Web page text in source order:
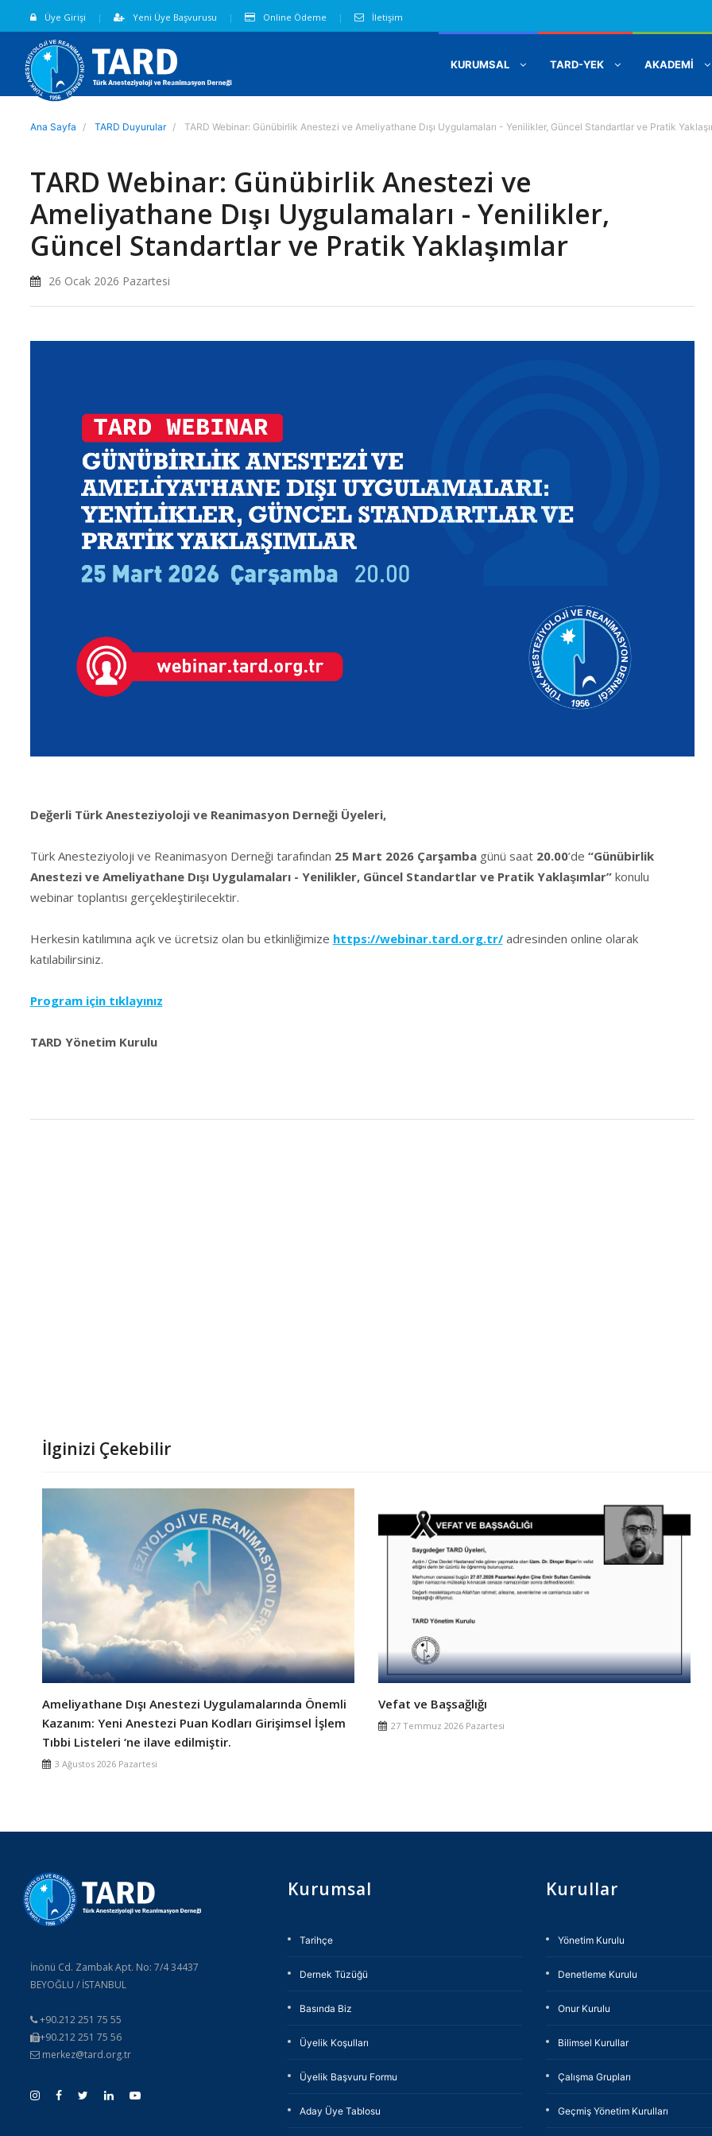
Üye Girişi Yeni Üye Başvurusu Online Ödeme İletişim
KURUMSAL TARD-YEK AKADEMİ
Ana Sayfa TARD Duyurular TARD Webinar: Günübirlik Anestezi ve Ameliyathane Dışı Uygulamaları - Yenilikler, Güncel Standartlar ve Pratik
TARD Webinar: Günübirlik Anestezi ve
Ameliyathane Dışı Uygulamaları - Yenilikler,
Güncel Standartlar ve Pratik Yaklaşımlar
26 Ocak 2026 Pazartesi
Değerli Türk Anesteziyoloji ve Reanimasyon Derneği Üyeleri,
Türk Anesteziyoloji ve Reanimasyon Derneği tarafından 25 Mart 2026 Çarşambagünü saat 20.00’de “Günübirlik
Anestezi ve Ameliyathane Dışı Uygulamaları - Yenilikler, Güncel Standartlar ve Pratik Yaklaşımlar”konulu
webinar toplantısı gerçekleştirilecektir.
Herkesin katılımına açık ve ücretsiz olan bu etkinliğimize https://webinar.tard.org.tr/adresinden online olarak
katılabilirsiniz.
Program için tıklayınız
TARD Yönetim Kurulu
İlginizi Çekebilir
Ameliyathane Dışı Anestezi Uygulamalarında Önemli
Kazanım: Yeni Anestezi Puan Kodları Girişimsel İşlem
Tıbbi Listeleri ‘ne ilave edilmiştir.
3 Ağustos 2026 Pazartesi
Vefat ve Başsağlığı
27 Temmuz 2026 Pazartesi
İnönü Cd. Zambak Apt. No: 7/4 34437
BEYOĞLU / İSTANBUL
+90.212 251 75 55
+90.212 251 75 56
merkez@tard.org.tr
Kurumsal
Tarihçe
Dernek Tüzüğü
Basında Biz
Üyelik Koşulları
Üyelik Başvuru Formu
Aday Üye Tablosu
Kurullar
Yönetim Kurulu
Denetleme Kurulu
Onur Kurulu
Bilimsel Kurullar
Çalışma Grupları
Geçmiş Yönetim Kurulları